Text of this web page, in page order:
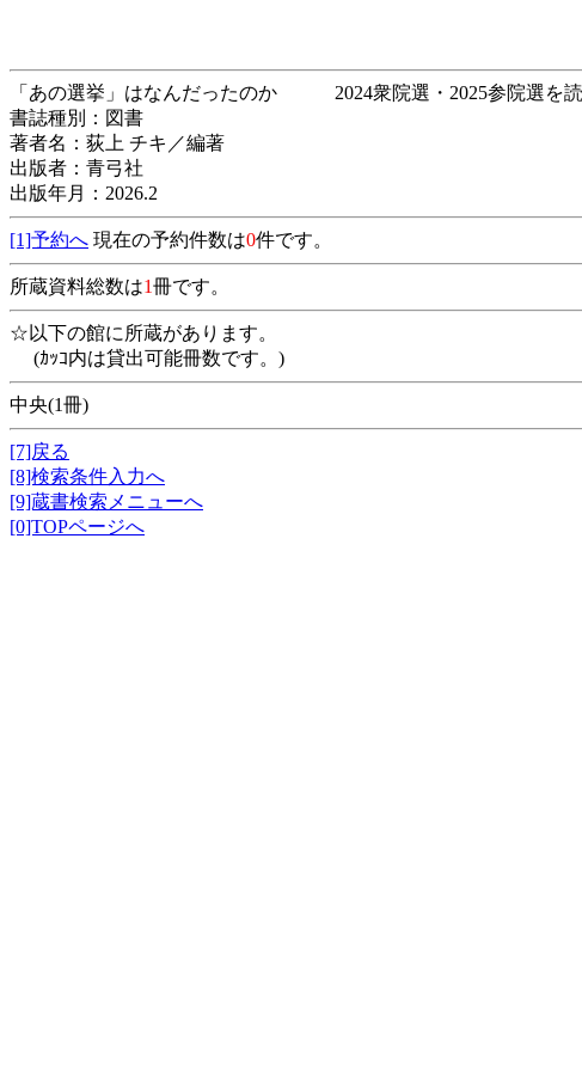
「あの選挙」はなんだったのか 2024衆院選・2025
書誌種別：図書
著者名：荻上 チキ／編著
出版者：青弓社
出版年月：2026.2
[1]予約へ 現在の予約件数は0件です。
所蔵資料総数は1冊です。
☆以下の館に所蔵があります。
(ｶｯｺ内は貸出可能冊数です。)
中央(1冊)
[7]戻る
[8]検索条件入力へ
[9]蔵書検索メニューへ
[0]TOPページへ